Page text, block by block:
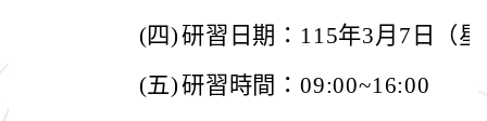
(四)研習日期：115年3月7日（
(五)研習時間：09:00~16:00